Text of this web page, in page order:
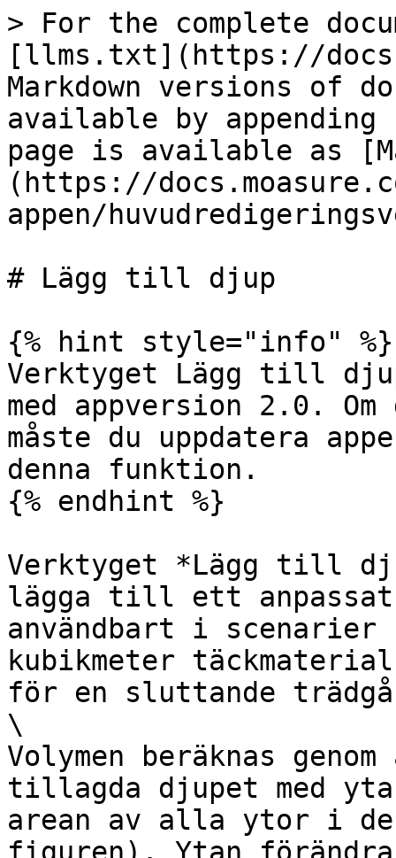
> For the complete
[llms.txt](https://
Markdown versions of
available by
page is available as
(https://
appen/
# Lägg till djup
{% hint style="info" %}
Verktyget Lägg till
med appversion 2.0.
måste du uppdatera
denna funktion.
{% endhint %}
Verktyget *Lägg till
lägga till ett
användbart i scenarier
kubikmeter
för en sluttande
\
Volymen beräknas
tillagda djupet med
arean av alla ytor i